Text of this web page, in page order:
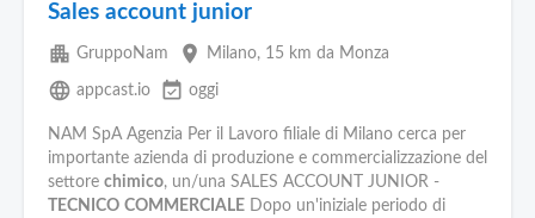
Sales account junior
apartment GruppoNam place Milano, 15 km da Monza
language appcast.io event_available oggi
NAM SpA Agenzia Per il Lavoro filiale di Milano cerca per
importante azienda di produzione e commercializzazione del
settore chimico, un/una SALES ACCOUNT JUNIOR -
TECNICO COMMERCIALE Dopo un'iniziale periodo di